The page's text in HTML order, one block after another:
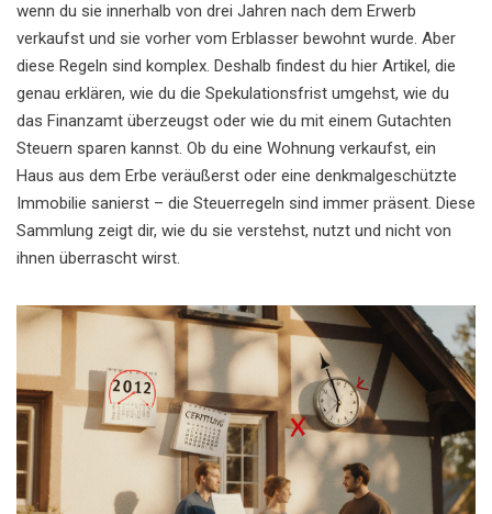
wenn du sie innerhalb von drei Jahren nach dem Erwerb
verkaufst und sie vorher vom Erblasser bewohnt wurde. Aber
diese Regeln sind komplex. Deshalb findest du hier Artikel, die
genau erklären, wie du die Spekulationsfrist umgehst, wie du
das Finanzamt überzeugst oder wie du mit einem Gutachten
Steuern sparen kannst. Ob du eine Wohnung verkaufst, ein
Haus aus dem Erbe veräußerst oder eine denkmalgeschützte
Immobilie sanierst – die Steuerregeln sind immer präsent. Diese
Sammlung zeigt dir, wie du sie verstehst, nutzt und nicht von
ihnen überrascht wirst.